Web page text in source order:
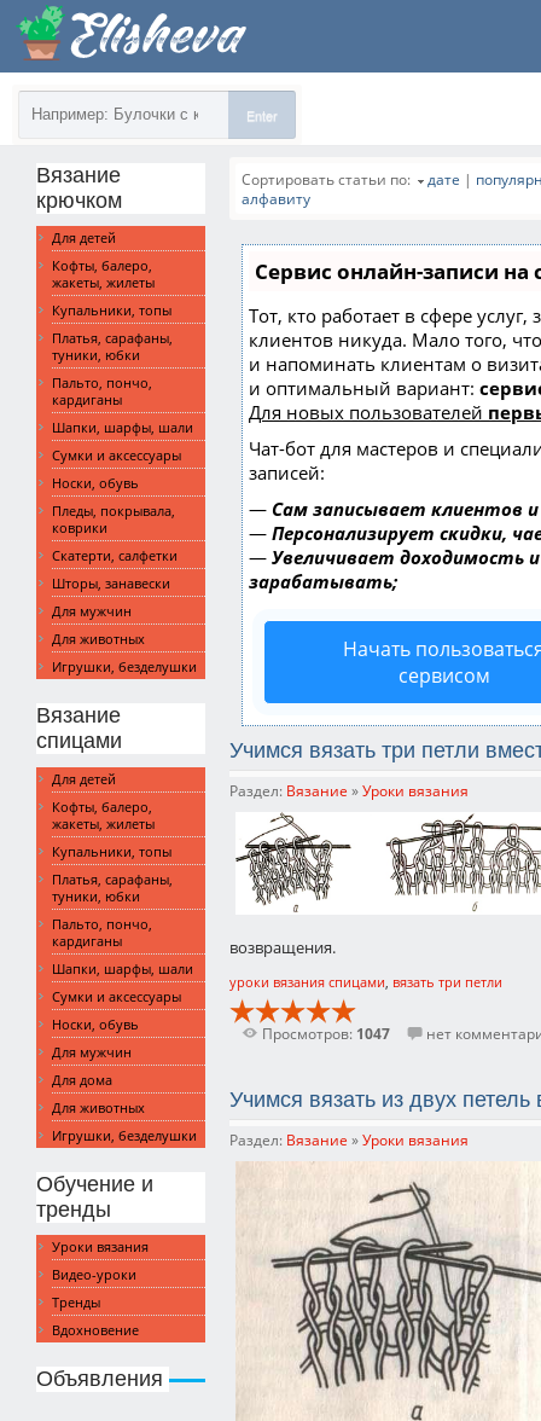
Enter
Вязание
крючком
Для детей
Кофты, балеро,
жакеты, жилеты
Купальники, топы
Платья, сарафаны,
туники, юбки
Пальто, пончо,
кардиганы
Шапки, шарфы, шали
Сумки и аксессуары
Носки, обувь
Пледы, покрывала,
коврики
Скатерти, салфетки
Шторы, занавески
Для мужчин
Для животных
Игрушки, безделушки
Вязание
спицами
Для детей
Кофты, балеро,
жакеты, жилеты
Купальники, топы
Платья, сарафаны,
туники, юбки
Пальто, пончо,
кардиганы
Шапки, шарфы, шали
Сумки и аксессуары
Носки, обувь
Для мужчин
Для дома
Для животных
Игрушки, безделушки
Обучение и
тренды
Уроки вязания
Видео-уроки
Тренды
Вдохновение
Объявления
Сортировать статьи по: дате |
алфавиту
Сервис онлайн-записи на
Тот, кто работает в сфере
клиентов никуда. Мало того,
и напоминать клиентам о
и оптимальный вариант:
Для новых пользователей
Чат-бот для мастеров и
записей:
— Сам записывает клиентов
— Персонализирует скидки,
— Увеличивает доходимость
зарабатывать;
Начать
сервисом
Учимся вязать три петли
Раздел: Вязание »Уроки вязания
возвращения.
уроки вязания спицами вязать три петли
Просмотров: 1047 нет
Учимся вязать из двух
Раздел: Вязание »Уроки вязания